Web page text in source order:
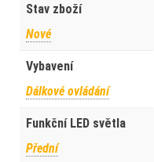
Stav zboží
Nové
Vybavení
Dálkové ovládání
Funkční LED světla
Přední